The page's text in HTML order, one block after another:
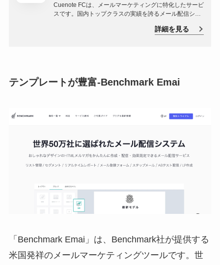
Cuenote FCは、メールマーケティングに特化したサービ
スです。国内トップクラスの実績を誇るメール配信シス
ています。宛先メールアドレスのユニーク数に応じて柔
詳細を見る
テンプレートが豊富-Benchmark Emai
「 Benchmark Emai 」は、Benchmark社が提供する
米国発祥のメールマーケティングツールです。世